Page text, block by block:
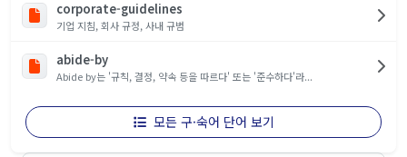
corporate-guidelines
기업 지침, 회사 규정, 사내 규범
abide-by
Abide by는 '규칙, 결정, 약속 등을 따르다' 또는 '준수하다'라...
모든 구·숙어 단어 보기